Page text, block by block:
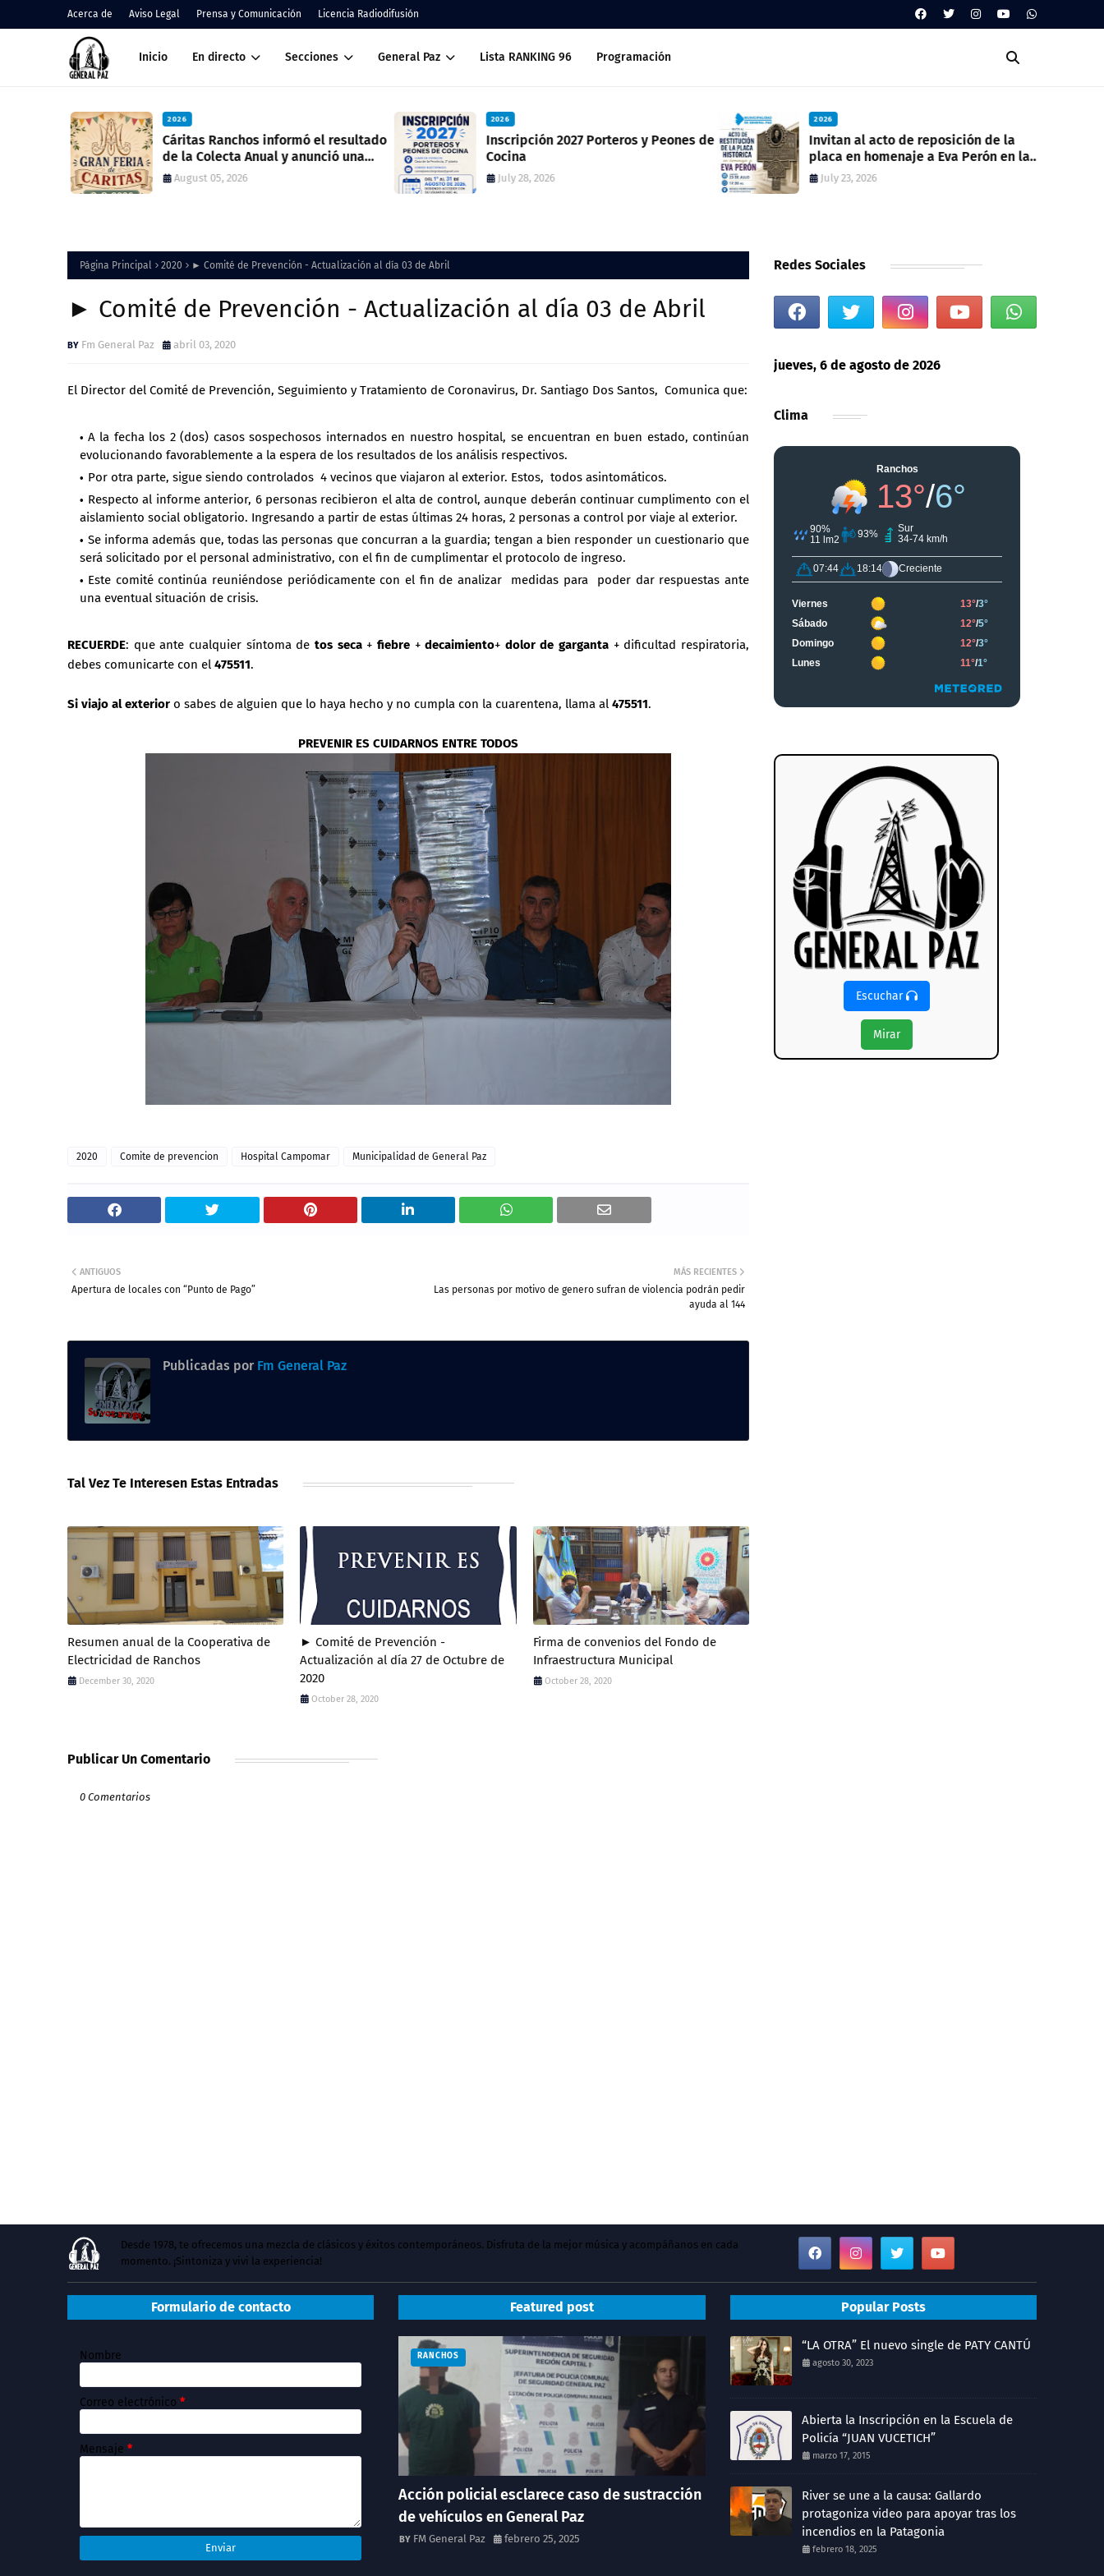
Acerca de Aviso Legal Prensa y Comunicación Licencia Radiodifusión
Inicio En directo Secciones General Paz Lista RANKING 96 Programación
2026
Cáritas Ranchos informó el resultado
de la Colecta Anual y anunció una
nueva feria solidaria
August 05, 2026
2026
Inscripción 2027 Porteros y Peones de
Cocina
July 28, 2026
2026
Invitan al acto de reposición de la
placa en homenaje a Eva Perón en la
ex estación del ferrocarril
July 23, 2026
Página Principal 2020 ► Comité de Prevención - Actualización al día 03 de Abril
► Comité de Prevención - Actualización al día 03 de Abril
Fm General Paz abril 03, 2020
El Director del Comité de Prevención, Seguimiento y Tratamiento de Coronavirus, Dr. Santiago Dos Santos, Comunica que:
A la fecha los 2 (dos) casos sospechosos internados en nuestro hospital, se encuentran en buen estado, continúan
evolucionando favorablemente a la espera de los resultados de los análisis respectivos.
Por otra parte, sigue siendo controlados 4 vecinos que viajaron al exterior. Estos, todos asintomáticos.
Respecto al informe anterior, 6 personas recibieron el alta de control, aunque deberán continuar cumplimento con el
aislamiento social obligatorio. Ingresando a partir de estas últimas 24 horas, 2 personas a control por viaje al exterior.
Se informa además que, todas las personas que concurran a la guardia; tengan a bien responder un cuestionario que
será solicitado por el personal administrativo, con el fin de cumplimentar el protocolo de ingreso.
Este comité continúa reuniéndose periódicamente con el fin de analizar medidas para poder dar respuestas ante
una eventual situación de crisis.
RECUERDE: que ante cualquier síntoma de tos seca+ fiebre+decaimiento+ dolor de garganta + dificultad respiratoria,
debes comunicarte con el 475511.
Si viajo al exterior o sabes de alguien que lo haya hecho y no cumpla con la cuarentena, llama al 475511.
PREVENIR ES CUIDARNOS ENTRE TODOS
2020 Comite de prevencion Hospital Campomar Municipalidad de General Paz
MÁS RECIENTES
Las personas por motivo de genero sufran de violencia podrán pedir
ayuda al 144
ANTIGUOS
Apertura de locales con “Punto de Pago”
Publicadas por Fm General Paz
Tal Vez Te Interesen Estas Entradas
Resumen anual de la Cooperativa de
Electricidad de Ranchos
December 30, 2020
► Comité de Prevención -
Actualización al día 27 de Octubre de
2020
October 28, 2020
Firma de convenios del Fondo de
Infraestructura Municipal
October 28, 2020
Publicar Un Comentario
0 Comentarios
Redes Sociales
jueves, 6 de agosto de 2026
Clima
Escuchar
Mirar
Desde 1978, te ofrecemos una mezcla de clásicos y éxitos contemporáneos. Disfruta de la mejor música y acompáñanos en cada
momento. ¡Sintoniza y vivi la experiencia!
Formulario de contacto
Nombre
Correo electrónico *
Mensaje *
Featured post
RANCHOS
Acción policial esclarece caso de sustracción
de vehículos en General Paz
FM General Paz febrero 25, 2025
Popular Posts
“LA OTRA” El nuevo single de PATY CANTÚ
agosto 30, 2023
Abierta la Inscripción en la Escuela de
Policía “JUAN VUCETICH”
marzo 17, 2015
River se une a la causa: Gallardo
protagoniza video para apoyar tras los
incendios en la Patagonia
febrero 18, 2025